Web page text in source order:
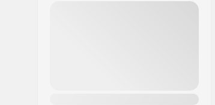
D-82377